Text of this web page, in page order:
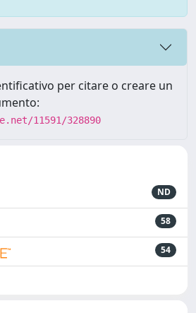
per citare o creare un
11591/328890
ND
58
54